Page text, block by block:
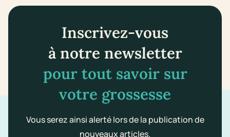
Inscrivez-vous
à notre newsletter
pour tout savoir sur
votre grossesse
Vous serez ainsi alerté lors de la publication de
nouveaux articles.